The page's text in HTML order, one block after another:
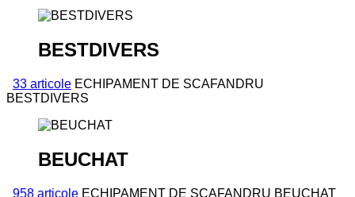
BESTDIVERS
33 articole ECHIPAMENT DE SCAFANDRU
BESTDIVERS
BEUCHAT
958 articole ECHIPAMENT DE SCAFANDRU BEUCHAT